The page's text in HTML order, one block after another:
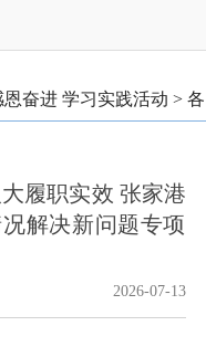
奋进 学习实践活动 > 各
履职实效 张家港
解决新问题专项
2026-07-13